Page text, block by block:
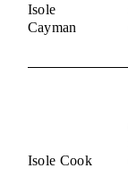
Isole
Cayman
Isole Cook